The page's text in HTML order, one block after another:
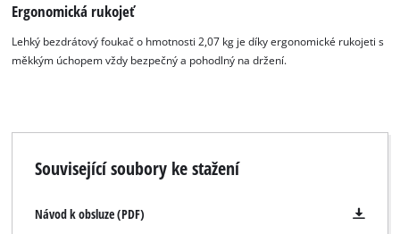
Ergonomická rukojeť
Lehký bezdrátový foukač o hmotnosti 2,07 kg je díky ergonomické rukojeti s
měkkým úchopem vždy bezpečný a pohodlný na držení.
Související soubory ke stažení
Návod k obsluze (PDF)